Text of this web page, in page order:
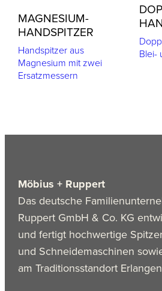
MAGNESIUM-
HANDSPITZER
Handspitzer aus
Magnesium mit zwei
Ersatzmessern
Blei-
Möbius + Ruppert
Das deutsche
Ruppert GmbH & Co. KG
und fertigt hochwertige
und Schneidemaschinen
am Traditionsstandort